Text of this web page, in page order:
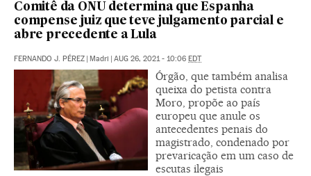
Comitê da ONU determina que Espanha
compense juiz que teve julgamento parcial e
abre precedente a Lula
FERNANDO J. PÉREZ | Madri | AUG 26, 2021 - 10:06 EDT
Órgão, que também analisa
queixa do petista contra
Moro, propõe ao país
europeu que anule os
antecedentes penais do
magistrado, condenado por
prevaricação em um caso de
escutas ilegais